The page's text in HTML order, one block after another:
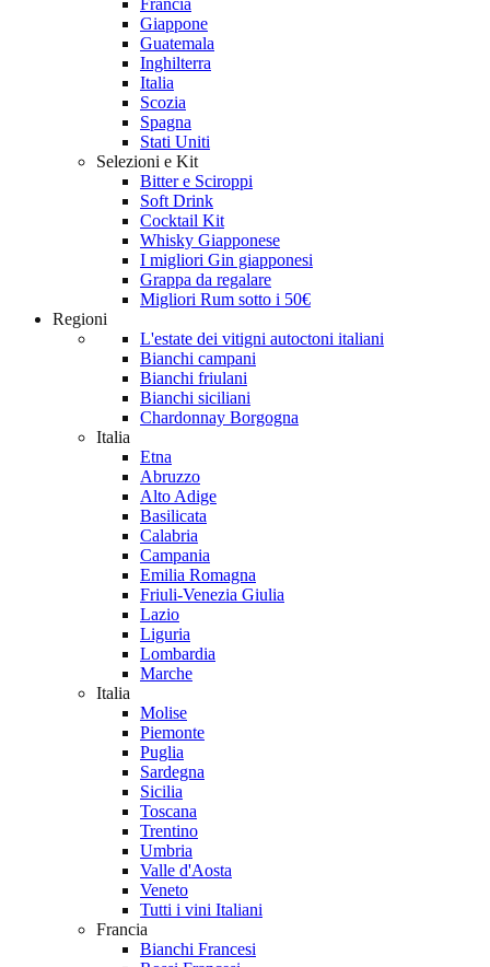
Francia
Giappone
Guatemala
Inghilterra
Italia
Scozia
Spagna
Stati Uniti
Selezioni e Kit
Bitter e Sciroppi
Soft Drink
Cocktail Kit
Whisky Giapponese
I migliori Gin giapponesi
Grappa da regalare
Migliori Rum sotto i 50€
Regioni
L'estate dei vitigni autoctoni italiani
Bianchi campani
Bianchi friulani
Bianchi siciliani
Chardonnay Borgogna
Italia
Etna
Abruzzo
Alto Adige
Basilicata
Calabria
Campania
Emilia Romagna
Friuli-Venezia Giulia
Lazio
Liguria
Lombardia
Marche
Italia
Molise
Piemonte
Puglia
Sardegna
Sicilia
Toscana
Trentino
Umbria
Valle d'Aosta
Veneto
Tutti i vini Italiani
Francia
Bianchi Francesi